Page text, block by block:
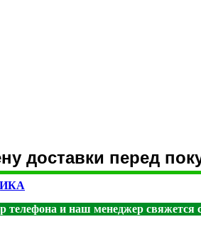
доставки перед
телефона и наш менеджер свяжется